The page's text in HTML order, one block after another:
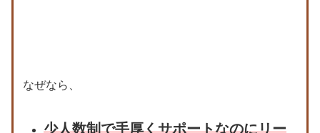
なぜなら、
少人数制で手厚くサポートなのにリー